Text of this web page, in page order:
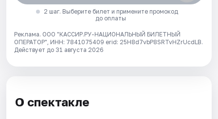
2 шаг. Выберите билет и примените промокод
до оплаты
Реклама. ООО "КАССИР.РУ-НАЦИОНАЛЬНЫЙ БИЛЕТНЫЙ
ОПЕРАТОР", ИНН: 7841075409 erid: 25H8d7vbP8SRTvHZrUcdLB.
Действует до 31 августа 2026
О спектакле